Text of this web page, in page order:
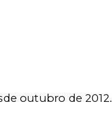
outubro de 2012.